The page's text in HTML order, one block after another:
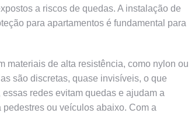
a riscos de quedas. A instalação de
para apartamentos é fundamental para
materiais de alta resistência, como nylon ou
são discretas, quase invisíveis, o que
redes evitam quedas e ajudam a
ou veículos abaixo. Com a